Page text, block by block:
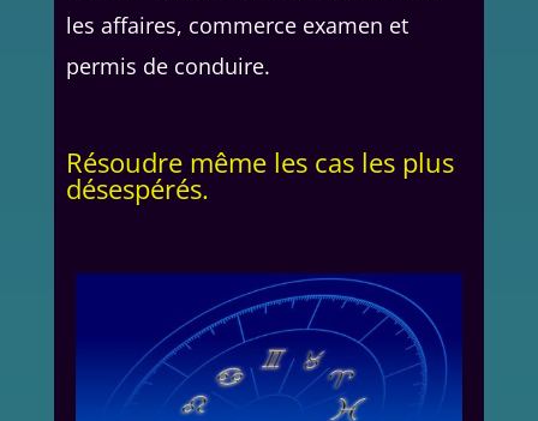
les affaires, commerce examen et
permis de conduire.
Résoudre même les cas les plus
désespérés.